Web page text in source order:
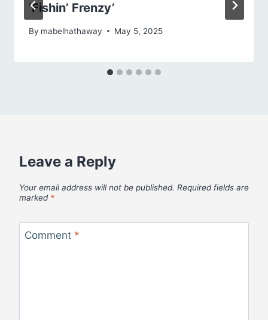
‘Fishin’ Frenzy’
By mabelhathaway May 5, 2025
Leave a Reply
Your email address will not be published. Required fields are
marked *
Comment *